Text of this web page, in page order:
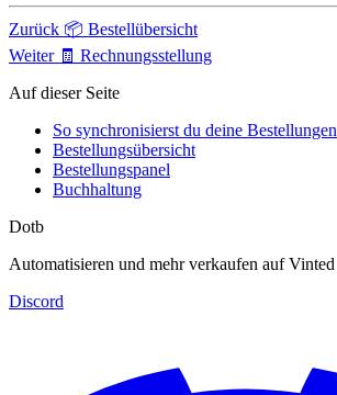
Zurück 📦 Bestellübersicht
Weiter 🧾 Rechnungsstellung
Auf dieser Seite
So synchronisierst du deine Bestellungen
Bestellungsübersicht
Bestellungspanel
Buchhaltung
Dotb
Automatisieren und mehr verkaufen auf Vinted
Discord